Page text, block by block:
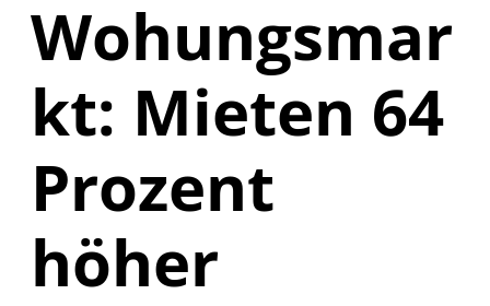
Wohungsmar
kt: Mieten 64
Prozent
höher